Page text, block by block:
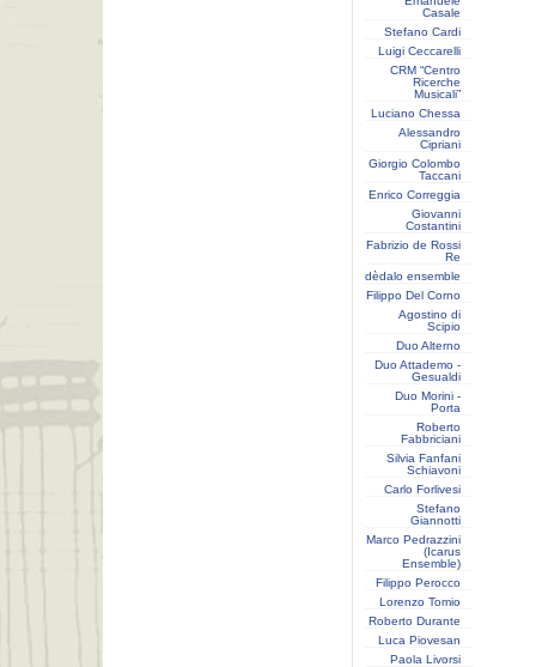
Casale
Stefano Cardi
Luigi Ceccarelli
CRM “Centro
Ricerche
Musicali”
Luciano Chessa
Alessandro
Cipriani
Giorgio Colombo
Taccani
Enrico Correggia
Giovanni
Costantini
Fabrizio de Rossi
Re
dèdalo ensemble
Filippo Del Corno
Agostino di
Scipio
Duo Alterno
Duo Attademo -
Gesualdi
Duo Morini -
Porta
Roberto
Fabbriciani
Silvia Fanfani
Schiavoni
Carlo Forlivesi
Stefano
Giannotti
Marco Pedrazzini
(Icarus
Ensemble)
Filippo Perocco
Lorenzo Tomio
Roberto Durante
Luca Piovesan
Paola Livorsi